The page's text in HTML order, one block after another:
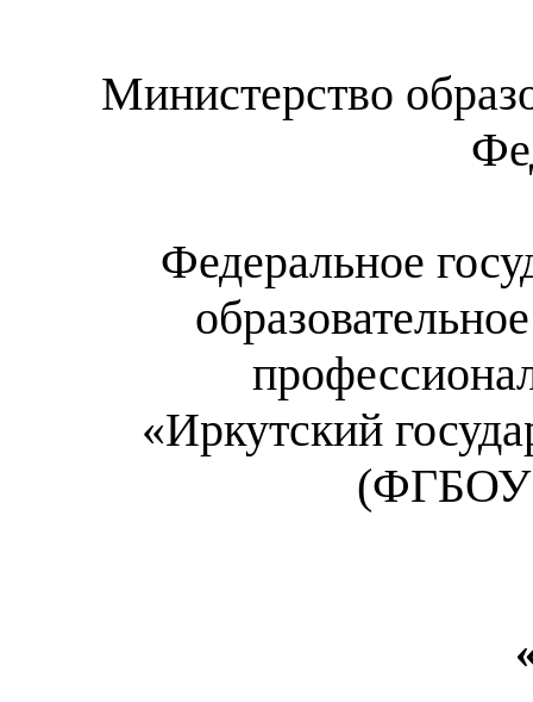
Министерство
Федеральное
«Иркутский